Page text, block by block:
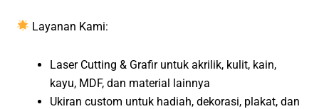
Layanan Kami:
Laser Cutting & Grafir untuk akrilik, kulit, kain,
kayu, MDF, dan material lainnya
Ukiran custom untuk hadiah, dekorasi, plakat, dan